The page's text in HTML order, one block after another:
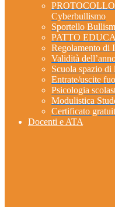
PROTOCOLLO
Cyberbullismo
Sportello
PATTO
Regolamento di
Validità
Scuola spazio di
Entrate/uscite
Psicologia
Modulistica
Certificato
Docenti e ATA